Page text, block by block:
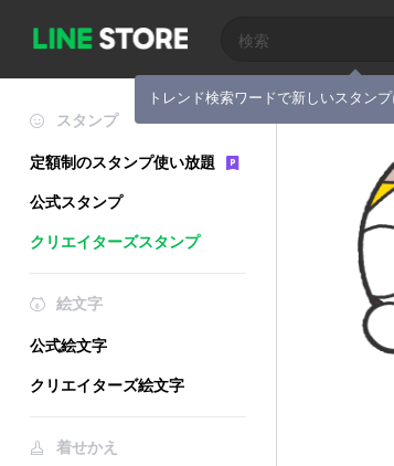
トレンド検索ワードで新しいスタン
スタンプ
定額制のスタンプ使い放題
公式スタンプ
クリエイターズスタンプ
絵文字
公式絵文字
クリエイターズ絵文字
着せかえ